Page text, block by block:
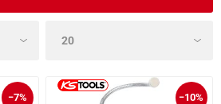
−7% −10%